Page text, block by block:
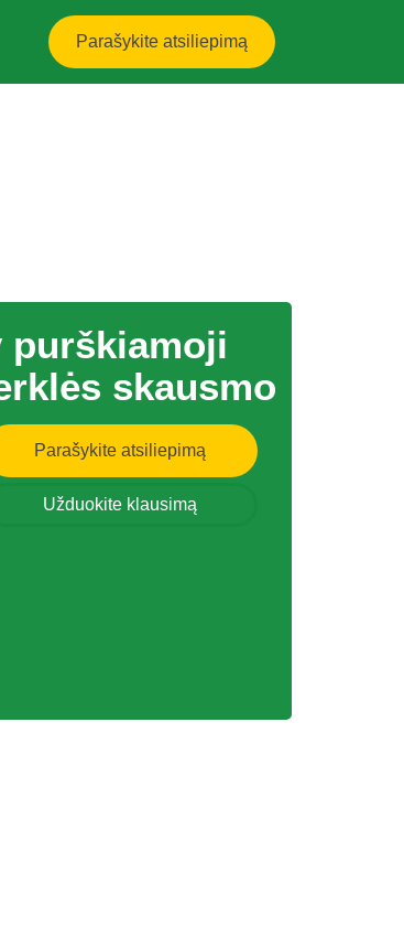
Parašykite atsiliepimą
purškiamoji
skausmo
Parašykite atsiliepimą
Užduokite klausimą